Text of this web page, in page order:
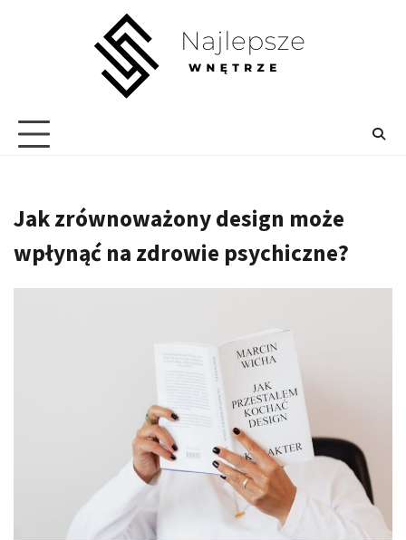
Jak zrównoważony design może
wpłynąć na zdrowie psychiczne?